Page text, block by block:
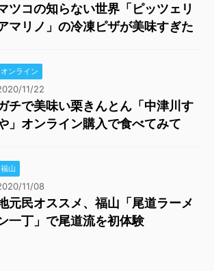
ツコの知らない世界「ピッツェリ
マリノ」の冷凍ピザが美味すぎた
オンライン
11/22
チで美味い栗きんとん「中津川す
」オンライン購入で食べてみて
福山
11/08
元民オススメ、福山「尾道ラーメ
一丁」で尾道流を初体験